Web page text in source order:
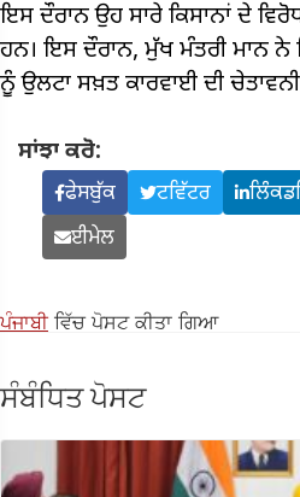
ਇਸ ਦੌਰਾਨ ਉਹ ਸਾਰੇ ਕਿਸਾਨਾਂ ਦੇ
ਹਨ। ਇਸ ਦੌਰਾਨ, ਮੁੱਖ ਮੰਤਰੀ ਮਾਨ ਨੇ
ਨੂੰ ਉਲਟਾ ਸਖ਼ਤ ਕਾਰਵਾਈ ਦੀ ਚੇਤਾਵਨੀ
ਸਾਂਝਾ ਕਰੋ:
ਫੇਸਬੁੱਕ ਟਵਿੱਟਰ
ਈਮੇਲ
ਪੰਜਾਬੀਵਿੱਚ ਪੋਸਟ ਕੀਤਾ ਗਿਆ
ਸੰਬੰਧਿਤ ਪੋਸਟ